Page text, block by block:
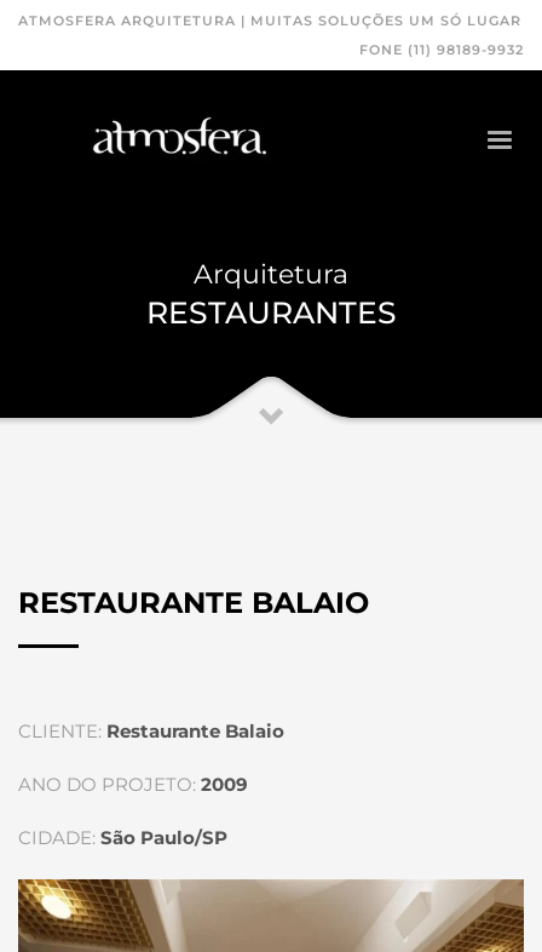
ATMOSFERA ARQUITETURA | MUITAS SOLUÇÕES UM SÓ LUGAR
FONE (11) 98189-9932
Arquitetura
RESTAURANTES
RESTAURANTE BALAIO
CLIENTE: Restaurante Balaio
ANO DO PROJETO: 2009
CIDADE: São Paulo/SP